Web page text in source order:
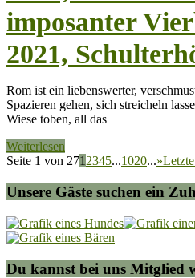
imposanter
2021,
Rom ist ein liebenswerter,
Spazieren gehen, sich streicheln
Wiese toben, all das
Weiterlesen
Seite 1 von 2712345...1020...»
Unsere Gäste suchen ein
Du kannst bei uns Mitglied